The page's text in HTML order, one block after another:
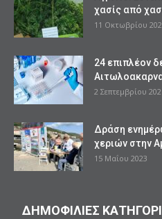
χασίς από
11 Οκτωβρίου
24 επιπλέον
2 Σεπτεμβρίου
Δράση
χεριών στην
15 Μαΐου 2023
ΔΗΜΟΦΙΛΙΕΣ